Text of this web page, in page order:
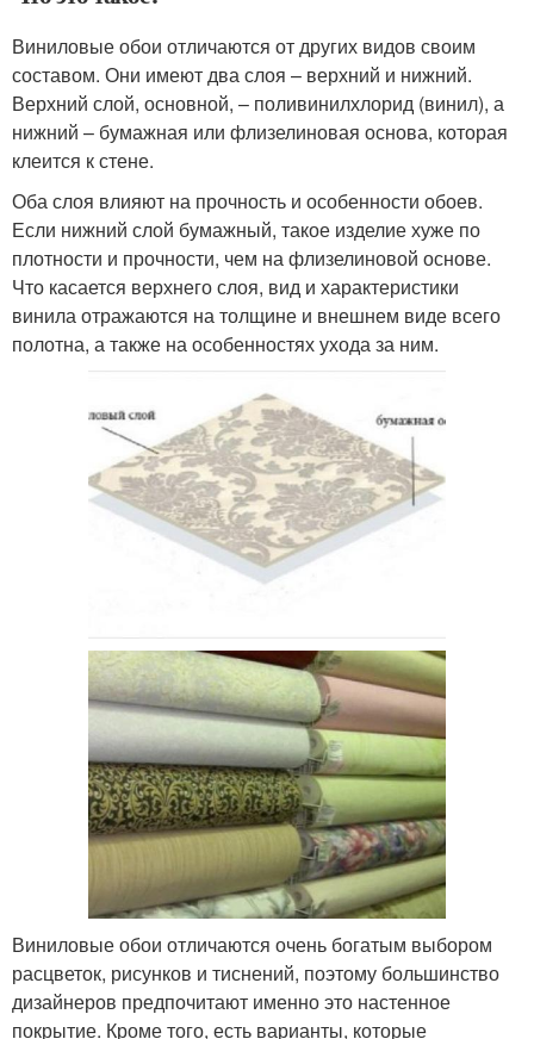
Виниловые обои отличаются от других видов своим
составом. Они имеют два слоя – верхний и нижний.
Верхний слой, основной, – поливинилхлорид (винил), а
нижний – бумажная или флизелиновая основа, которая
клеится к стене.
Оба слоя влияют на прочность и особенности обоев.
Если нижний слой бумажный, такое изделие хуже по
плотности и прочности, чем на флизелиновой основе.
Что касается верхнего слоя, вид и характеристики
винила отражаются на толщине и внешнем виде всего
полотна, а также на особенностях ухода за ним.
Виниловые обои отличаются очень богатым выбором
расцветок, рисунков и тиснений, поэтому большинство
дизайнеров предпочитают именно это настенное
покрытие. Кроме того, есть варианты, которые